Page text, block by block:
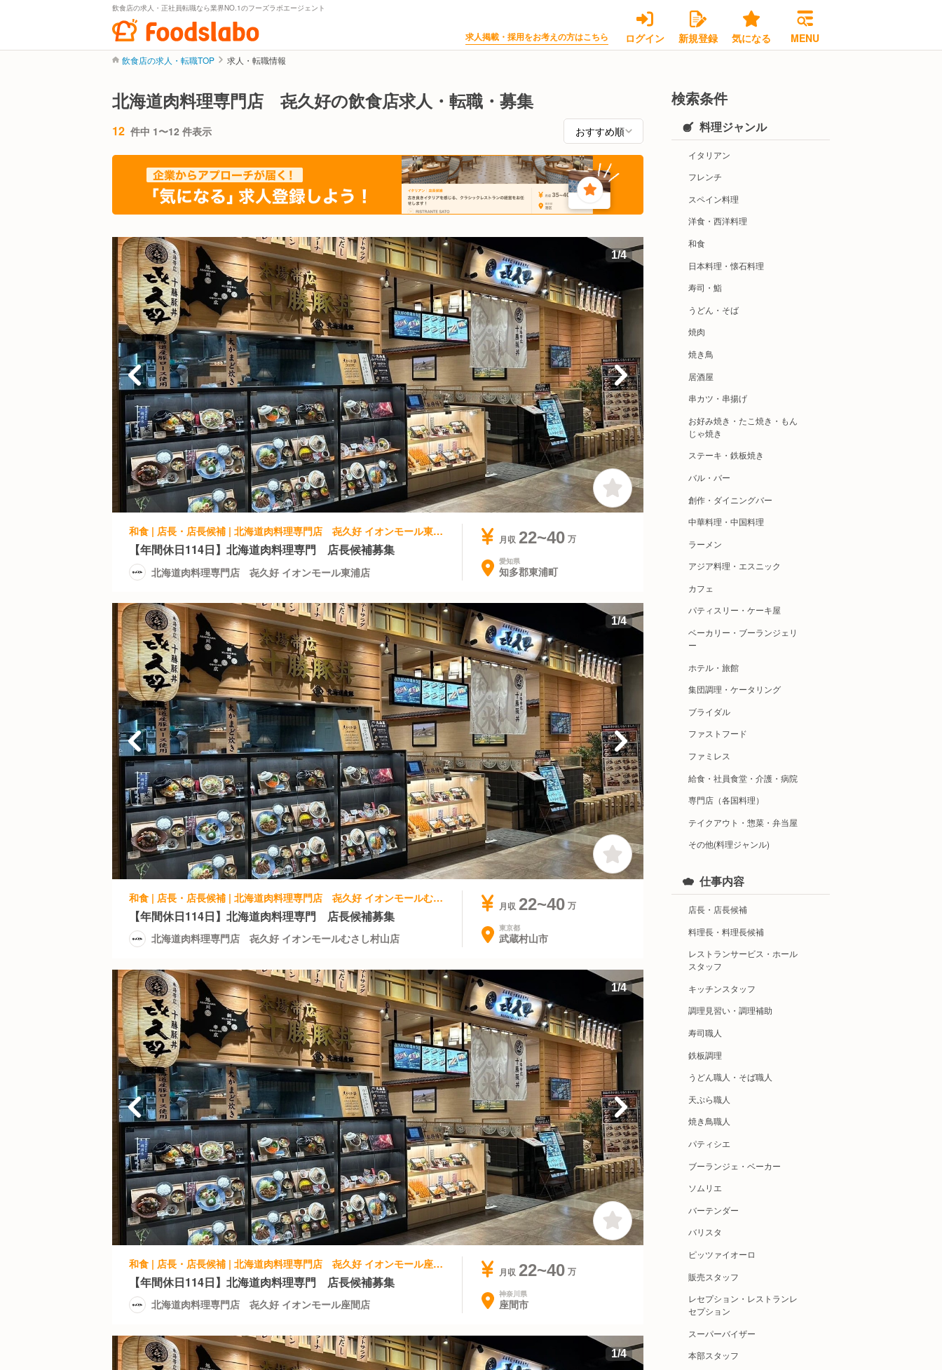
飲食店の求人・正社員転職なら業界NO.1のフーズラボエージェント
求人掲載・採用をお考えの方はこちら ログイン 新規登録 気になる MENU
飲食店の求人・転職TOP 求人・転職情報
北海道肉料理専門店 㐂久好の飲食店求人・転職・募集
12 件中 1〜12 件表示
1/4
和食 | 店長・店長候補 | 北海道肉料理専門店 㐂久好 イオンモール東浦店
【年間休日114日】北海道肉料理専門 店長候補募集
北海道肉料理専門店 㐂久好 イオンモール東浦店
月収 22~40
愛知県
知多郡東浦町
1/4
和食 | 店長・店長候補 | 北海道肉料理専門店 㐂久好 イオンモールむさし村山店
【年間休日114日】北海道肉料理専門 店長候補募集
北海道肉料理専門店 㐂久好 イオンモールむさし村山店
月収 22~40
東京都
武蔵村山市
1/4
和食 | 店長・店長候補 | 北海道肉料理専門店 㐂久好 イオンモール座間店
【年間休日114日】北海道肉料理専門 店長候補募集
北海道肉料理専門店 㐂久好 イオンモール座間店
月収 22~40
神奈川県
座間市
1/4
検索条件
料理ジャンル
イタリアン
フレンチ
スペイン料理
洋食・西洋料理
和食
日本料理・懐石料理
寿司・鮨
うどん・そば
焼肉
焼き鳥
居酒屋
串カツ・串揚げ
お好み焼き・たこ焼き・もん
じゃ焼き
ステーキ・鉄板焼き
バル・バー
創作・ダイニングバー
中華料理・中国料理
ラーメン
アジア料理・エスニック
カフェ
パティスリー・ケーキ屋
ベーカリー・ブーランジェリ
ー
ホテル・旅館
集団調理・ケータリング
ブライダル
ファストフード
ファミレス
給食・社員食堂・介護・病院
専門店（各国料理）
テイクアウト・惣菜・弁当屋
その他(料理ジャンル)
仕事内容
店長・店長候補
料理長・料理長候補
レストランサービス・ホール
スタッフ
キッチンスタッフ
調理見習い・調理補助
寿司職人
鉄板調理
うどん職人・そば職人
天ぷら職人
焼き鳥職人
パティシエ
ブーランジェ・ベーカー
ソムリエ
バーテンダー
バリスタ
ピッツァイオーロ
販売スタッフ
レセプション・レストランレ
セプション
スーパーバイザー
本部スタッフ